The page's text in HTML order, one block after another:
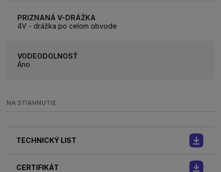
PRIZNANÁ V-DRÁŽKA
4V - drážka po celom obvode
VODEODOLNOSŤ
Áno
NA STIAHNUTIE
TECHNICKÝ LIST
CERTIFIKÁT